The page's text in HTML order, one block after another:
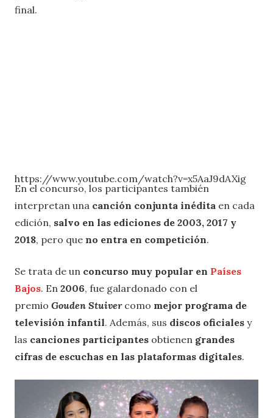
final.
https://www.youtube.com/watch?v=x5AaJ9dAXig
En el concurso, los participantes también
interpretan una canción conjunta inédita en cada
edición, salvo en las ediciones de 2003, 2017 y
2018, pero que no entra en competición.
Se trata de un concurso muy popular en Países
Bajos. En 2006, fue galardonado con el
premio Gouden Stuivercomo mejor programa de
televisión infantil. Además, sus discos oficiales y
las canciones participantes obtienen grandes
cifras de escuchas en las plataformas digitales.